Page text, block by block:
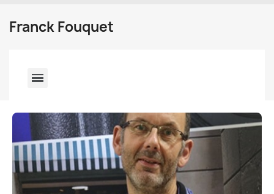
Franck Fouquet